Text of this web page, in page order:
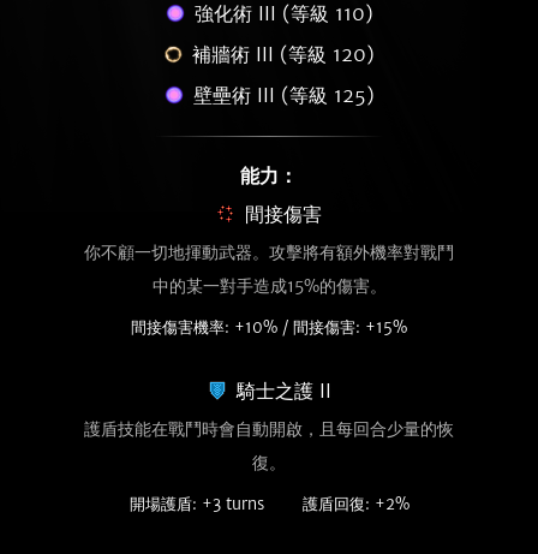
強化術 III (等級 110)
補牆術 III (等級 120)
壁壘術 III (等級 125)
能力：
間接傷害
你不顧一切地揮動武器。攻擊將有額外機率對戰鬥
中的某一對手造成15%的傷害。
間接傷害機率: +10% / 間接傷害: +15%
騎士之護 II
護盾技能在戰鬥時會自動開啟，且每回合少量的恢
復。
開場護盾: +3 turns 護盾回復: +2%